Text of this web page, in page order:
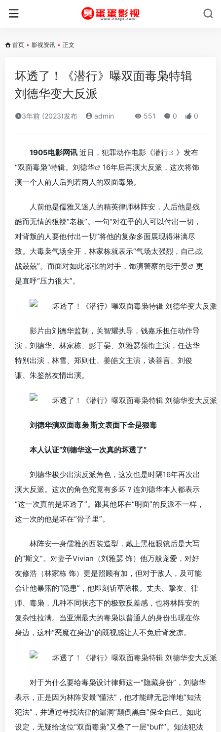
首页 • 影视资讯 • 正文
坏透了！《潜行》曝双面毒枭特辑
刘德华变大反派
3年前 (2023)发布 admin 551 0 0
1905电影网讯 近日，犯罪动作电影《潜行
》发布
“双面毒枭”特辑。 刘德华
16年后再演大反派，这次将饰
演一个人前人后判若两人的双面毒枭。
人前他是儒雅又迷人的精英律师林阵安，人后他是残
酷而无情的狠辣“老板”。一句“对在乎的人可以付出一切，
对背叛的人要他付出一切”将他的复杂多面展现得淋漓尽
致。大毒枭气场全开，林家栋就表示“气场太强烈，自己战
战兢兢”。而面对如此嚣张的对手，饰演警察的彭于晏
更
是直呼“压力很大”。
影片由刘德华监制，关智耀执导，钱嘉乐担任动作导
演，刘德华、林家栋、彭于晏、刘雅瑟领衔主演，任达华
特别出演，林雪、郑则仕、姜皓文主演，谈善言、刘俊
谦、朱鉴然友情出演。
刘德华演双面毒枭 斯文表面下全是狠毒
本人认证“刘德华这一次真的坏透了”
刘德华极少出演反派角色，这次也是时隔16年再次出
演大反派。这次的角色究竟有多坏？连刘德华本人都表示
“这一次真的是坏透了”。跟其他坏在“明面”的反派不一样，
这一次的他是坏在“骨子里”。
林阵安一身儒雅的西装造型，戴上黑框眼镜后是大写
的“斯文”。对妻子Vivian（刘雅瑟 饰）他万般宠爱，对好
友修浩（林家栋 饰）更是照顾有加，但对于敌人，及可能
会让他暴露的“隐患”，他即刻斩草除根。丈夫、挚友、律
师、毒枭，几种不同状态下的极致反差感，也将林阵安的
复杂性拉满。当亚洲最大的毒枭以普通人的身份出现在你
身边，这种“恶魔在身边”的既视感让人不免后背发凉。
对于为什么要给毒枭设计律师这一“隐藏身份”，刘德华
表示，正是因为林阵安最“懂法”，他才能肆无忌惮地“知法
犯法”，并通过寻找法律的漏洞“颠倒黑白”保全自己。如此
设定，无疑给这位“双面毒枭”又叠了一层“buff”。知法犯法